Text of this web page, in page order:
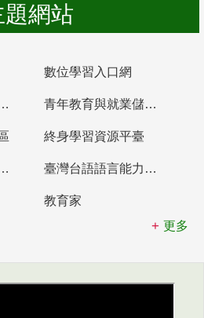
題網站
數位學習入口網
計處電子書櫃 青年教育與就業儲蓄帳戶
終身學習資源平臺
校及幼兒園教師資格檢定考試 臺灣台語語言能力認證網站
教育家
更多